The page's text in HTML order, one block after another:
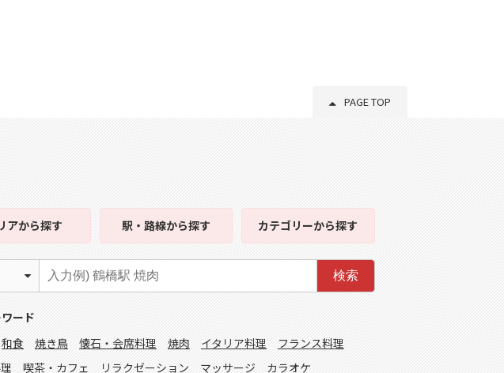
PAGE TOP
アから探す 駅・路線から探す カテゴリーから探す
検索
ード
和食 焼き鳥 懐石・会席料理 焼肉 イタリア料理
フランス料理
喫茶・カフェ リラクゼーション マッサージ カラオケ